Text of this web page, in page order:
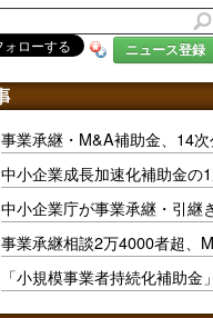
ニュース登録
事業承継・M&A補助金、14
中小企業成長加速化補助金の
中小企業庁が事業承継・引継
事業承継相談2万4000者超、
「小規模事業者持続化補助金